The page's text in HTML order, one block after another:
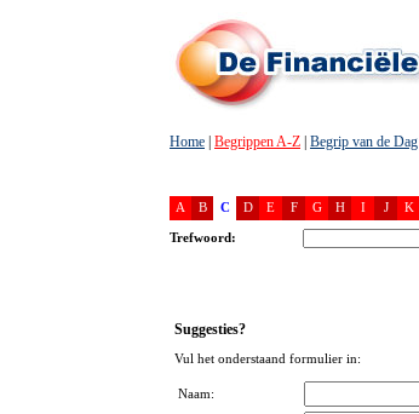
Home Begrippen A-Z Begrip van de Dag
A B C D E F G H I J K
Trefwoord:
Suggesties?
Vul het onderstaand formulier in:
Naam: